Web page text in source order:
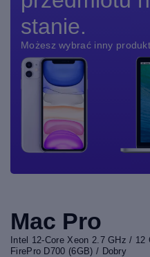
stanie.
Możesz wybrać inny
Mac Pro
Intel 12-Core Xeon 2.7 GHz /
FirePro D700 (6GB) / Dobry